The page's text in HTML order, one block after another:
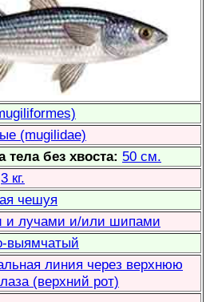
(mugilidae)
без хвоста: 50 см.
3 кг.
чешуя
и лучами и/или шипами
выямчатый
линия через верхнюю
(верхний рот)